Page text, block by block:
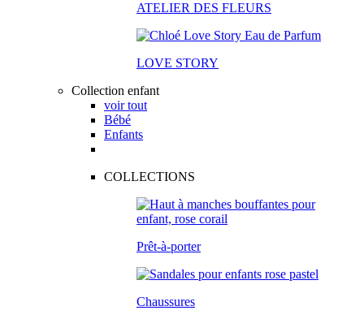
ATELIER DES FLEURS
LOVE STORY
Collection enfant
voir tout
Bébé
Enfants
COLLECTIONS
Prêt-à-porter
Chaussures